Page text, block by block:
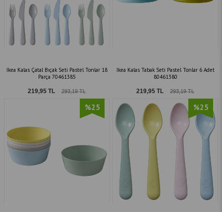
Ikea Kalas Çatal Bıçak Seti Pastel Tonlar 18
Parça 70461385
219,95 TL 293,19 TL
Ikea Kalas Tabak Seti Pastel Tonlar 6 Adet
80461380
219,95 TL 293,19 TL
%25 %25